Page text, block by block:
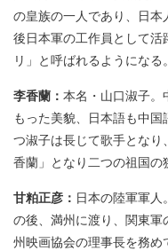
の皇族の一人であり、日
後日本軍の工作員として
リ」と呼ばれるようになる。
李香蘭： 本名・山口淑子。
もった美貌、日本語も中
つ淑子は長じて歌手とな
香蘭」となり二つの祖国の
甘粕正彦： 日本の陸軍軍
の後、満州に渡り、関東
州映画協会の理事長を務め